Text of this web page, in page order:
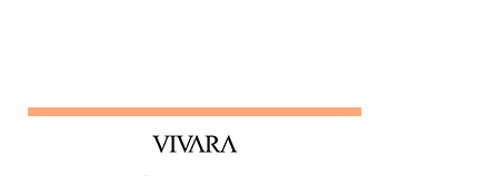
e está sempre metida em confusões. Colegas assim
raramente contribuem para a equipe - mantenha distância e
foque no seu trabalho. Impac...